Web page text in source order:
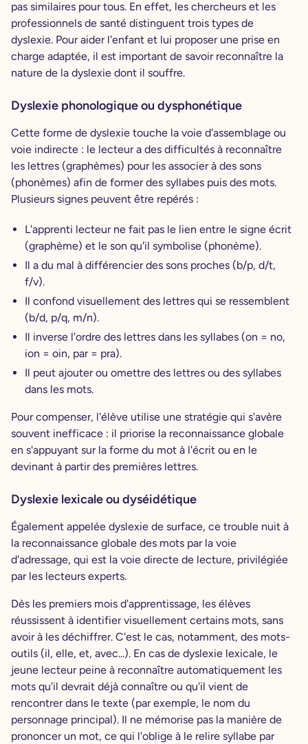
pas similaires pour tous. En effet, les chercheurs et les
professionnels de santé distinguent trois types de
dyslexie. Pour aider l'enfant et lui proposer une prise en
charge adaptée, il est important de savoir reconnaître la
nature de la dyslexie dont il souffre.
Dyslexie phonologique ou dysphonétique
Cette forme de dyslexie touche la voie d'assemblage ou
voie indirecte : le lecteur a des difficultés à reconnaître
les lettres (graphèmes) pour les associer à des sons
(phonèmes) afin de former des syllabes puis des mots.
Plusieurs signes peuvent être repérés :
L'apprenti lecteur ne fait pas le lien entre le signe écrit
(graphème) et le son qu'il symbolise (phonème).
Il a du mal à différencier des sons proches (b/p, d/t,
f/v).
Il confond visuellement des lettres qui se ressemblent
(b/d, p/q, m/n).
Il inverse l'ordre des lettres dans les syllabes (on = no,
ion = oin, par = pra).
Il peut ajouter ou omettre des lettres ou des syllabes
dans les mots.
Pour compenser, l'élève utilise une stratégie qui s'avère
souvent inefficace : il priorise la reconnaissance globale
en s'appuyant sur la forme du mot à l'écrit ou en le
devinant à partir des premières lettres.
Dyslexie lexicale ou dyséidétique
Également appelée dyslexie de surface, ce trouble nuit à
la reconnaissance globale des mots par la voie
d'adressage, qui est la voie directe de lecture, privilégiée
par les lecteurs experts.
Dès les premiers mois d'apprentissage, les élèves
réussissent à identifier visuellement certains mots, sans
avoir à les déchiffrer. C'est le cas, notamment, des mots-
outils (il, elle, et, avec...). En cas de dyslexie lexicale, le
jeune lecteur peine à reconnaître automatiquement les
mots qu'il devrait déjà connaître ou qu'il vient de
rencontrer dans le texte (par exemple, le nom du
personnage principal). Il ne mémorise pas la manière de
prononcer un mot, ce qui l'oblige à le relire syllabe par